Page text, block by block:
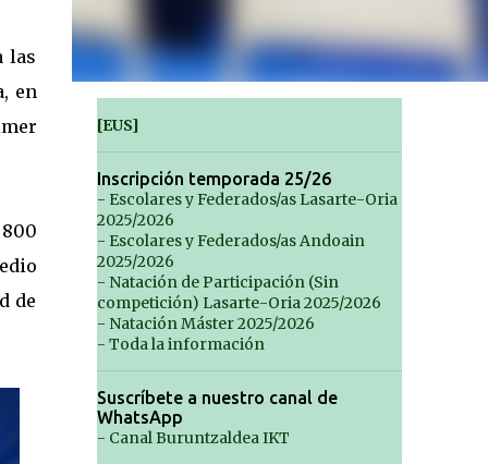
las
en
de
[EUS]
Inscripción temporada 25/26
- Escolares y Federados/as Lasarte-Oria
2025/2026
- Escolares y Federados/as Andoain
2025/2026
- Natación de Participación (Sin
competición) Lasarte-Oria 2025/2026
- Natación Máster 2025/2026
- Toda la información
Suscríbete a nuestro canal de
WhatsApp
- Canal Buruntzaldea IKT